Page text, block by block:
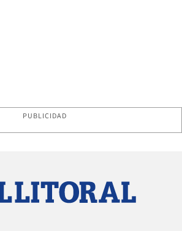
PUBLICIDAD